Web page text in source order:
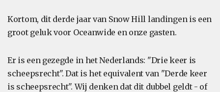
Kortom, dit derde jaar van Snow Hill landingen is een
groot geluk voor Oceanwide en onze gasten.
Er is een gezegde in het Nederlands: "Drie keer is
scheepsrecht". Dat is het equivalent van "Derde keer
is scheepsrecht". Wij denken dat dit dubbel geldt - of